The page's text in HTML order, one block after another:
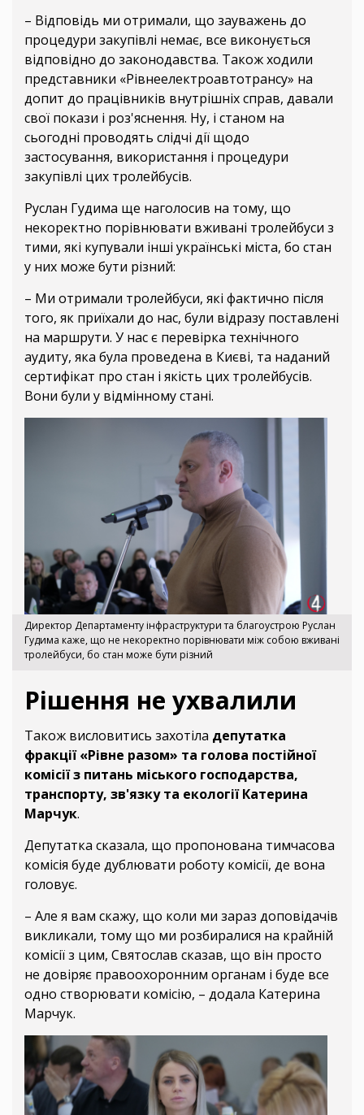
– Відповідь ми отримали, що зауважень до
процедури закупівлі немає, все виконується
відповідно до законодавства. Також ходили
представники «Рівнеелектроавтотрансу» на
допит до працівників внутрішніх справ, давали
свої покази і роз'яснення. Ну, і станом на
сьогодні проводять слідчі дії щодо
застосування, використання і процедури
закупівлі цих тролейбусів.
Руслан Гудима ще наголосив на тому, що
некоректно порівнювати вживані тролейбуси з
тими, які купували інші українські міста, бо стан
у них може бути різний:
– Ми отримали тролейбуси, які фактично після
того, як приїхали до нас, були відразу поставлені
на маршрути. У нас є перевірка технічного
аудиту, яка була проведена в Києві, та наданий
сертифікат про стан і якість цих тролейбусів.
Вони були у відмінному стані.
Директор Департаменту інфраструктури та благоустрою Руслан
Гудима каже, що не некоректно порівнювати між собою вживані
тролейбуси, бо стан може бути різний
Рішення не ухвалили
Також висловитись захотіла депутатка
фракції «Рівне разом» та голова постійної
комісії з питань міського господарства,
транспорту, зв'язку та екології Катерина
Марчук.
Депутатка сказала, що пропонована тимчасова
комісія буде дублювати роботу комісії, де вона
головує.
– Але я вам скажу, що коли ми зараз доповідачів
викликали, тому що ми розбиралися на крайній
комісії з цим, Святослав сказав, що він просто
не довіряє правоохоронним органам і буде все
одно створювати комісію, – додала Катерина
Марчук.